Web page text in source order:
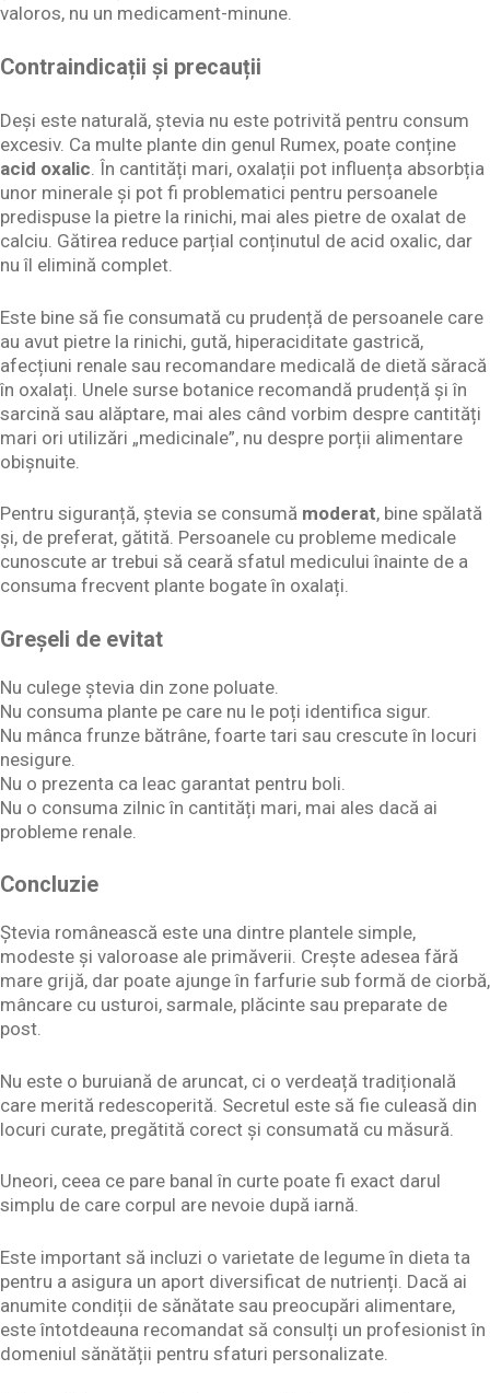
valoros, nu un medicament-minune.
Contraindicații și precauții
Deși este naturală, ștevia nu este potrivită pentru consum
excesiv. Ca multe plante din genul Rumex, poate conține
acid oxalic. În cantități mari, oxalații pot influența absorbția
unor minerale și pot fi problematici pentru persoanele
predispuse la pietre la rinichi, mai ales pietre de oxalat de
calciu. Gătirea reduce parțial conținutul de acid oxalic, dar
nu îl elimină complet.
Este bine să fie consumată cu prudență de persoanele care
au avut pietre la rinichi, gută, hiperaciditate gastrică,
afecțiuni renale sau recomandare medicală de dietă săracă
în oxalați. Unele surse botanice recomandă prudență și în
sarcină sau alăptare, mai ales când vorbim despre cantități
mari ori utilizări „medicinale”, nu despre porții alimentare
obișnuite.
Pentru siguranță, ștevia se consumă moderat, bine spălată
și, de preferat, gătită. Persoanele cu probleme medicale
cunoscute ar trebui să ceară sfatul medicului înainte de a
consuma frecvent plante bogate în oxalați.
Greșeli de evitat
Nu culege ștevia din zone poluate.
Nu consuma plante pe care nu le poți identifica sigur.
Nu mânca frunze bătrâne, foarte tari sau crescute în locuri
nesigure.
Nu o prezenta ca leac garantat pentru boli.
Nu o consuma zilnic în cantități mari, mai ales dacă ai
probleme renale.
Concluzie
Ștevia românească este una dintre plantele simple,
modeste și valoroase ale primăverii. Crește adesea fără
mare grijă, dar poate ajunge în farfurie sub formă de ciorbă,
mâncare cu usturoi, sarmale, plăcinte sau preparate de
post.
Nu este o buruiană de aruncat, ci o verdeață tradițională
care merită redescoperită. Secretul este să fie culeasă din
locuri curate, pregătită corect și consumată cu măsură.
Uneori, ceea ce pare banal în curte poate fi exact darul
simplu de care corpul are nevoie după iarnă.
Este important să incluzi o varietate de legume în dieta ta
pentru a asigura un aport diversificat de nutrienți. Dacă ai
anumite condiții de sănătate sau preocupări alimentare,
este întotdeauna recomandat să consulți un profesionist în
domeniul sănătății pentru sfaturi personalizate.